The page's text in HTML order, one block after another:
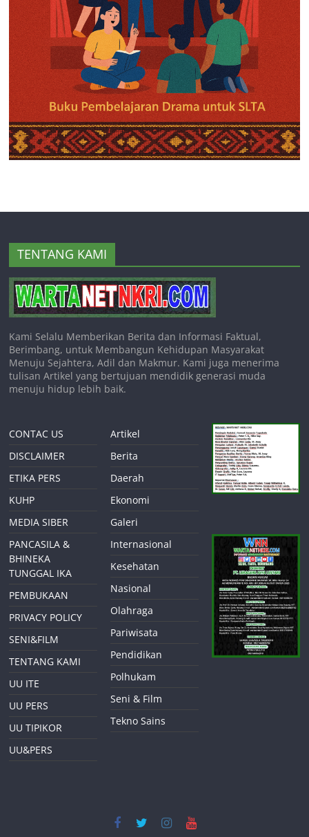
TENTANG KAMI
Kami Selalu Memberikan Berita dan Informasi Faktual,
Berimbang, untuk Membangun Kehidupan Masyarakat
Menuju Sejahtera, Adil dan Makmur. Kami juga menerima
tulisan Artikel yang bertujuan mendidik generasi muda
menuju hidup lebih baik.
CONTAC US
DISCLAIMER
ETIKA PERS
KUHP
MEDIA SIBER
PANCASILA &
BHINEKA
TUNGGAL IKA
PEMBUKAAN
PRIVACY POLICY
SENI&FILM
TENTANG KAMI
UU ITE
UU PERS
UU TIPIKOR
UU&PERS
Artikel
Berita
Daerah
Ekonomi
Galeri
Internasional
Kesehatan
Nasional
Olahraga
Pariwisata
Pendidikan
Polhukam
Seni & Film
Tekno Sains